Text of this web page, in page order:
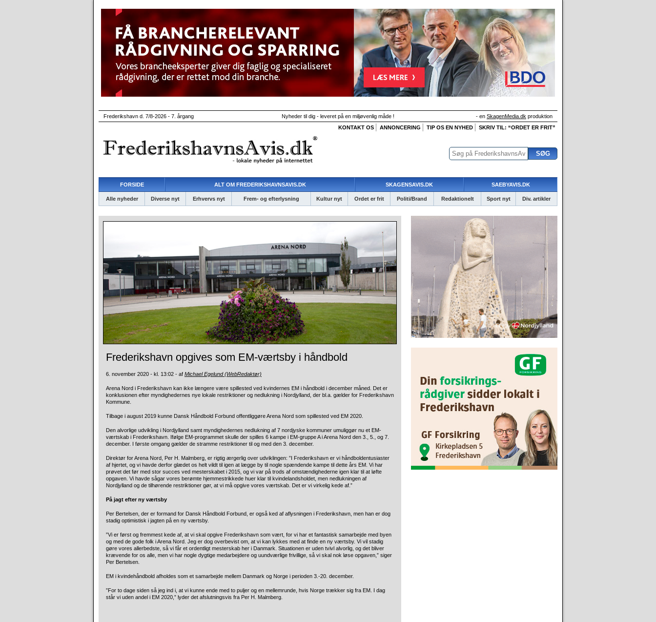
Frederikshavn d. 7/8-2026 - 7. årgang Nyheder til dig - leveret på en miljøvenlig måde ! - en SkagenMedia.dk produktion
KONTAKT OS
ANNONCERING TIP OS EN NYHED SKRIV TIL: “ORDET ER FRIT”
FORSIDE ALT OM FREDERIKSHAVNSAVIS.DK SKAGENSAVIS.DK SAEBYAVIS.DK
Alle nyheder Diverse nyt Erhvervs nyt Frem- og efterlysning Kultur nyt Ordet er frit Politi/Brand Redaktionelt Sport nyt Div. artikler
Frederikshavn opgives som EM-værtsby i håndbold
6. november 2020 - kl. 13:02 - af Michael Egelund (WebRedaktør)
Arena Nord i Frederikshavn kan ikke længere være spillested ved kvindernes EM i håndbold i december måned. Det er
konklusionen efter myndighedernes nye lokale restriktioner og nedlukning i Nordjylland, der bl.a. gælder for Frederikshavn
Kommune.
Tilbage i august 2019 kunne Dansk Håndbold Forbund offentliggøre Arena Nord som spillested ved EM 2020.
Den alvorlige udvikling i Nordjylland samt myndighedernes nedlukning af 7 nordjyske kommuner umuliggør nu et EM-
værtskab i Frederikshavn. Ifølge EM-programmet skulle der spilles 6 kampe i EM-gruppe A i Arena Nord den 3., 5., og 7.
december. I første omgang gælder de stramme restriktioner til og med den 3. december.
Direktør for Arena Nord, Per H. Malmberg, er rigtig ærgerlig over udviklingen: ”I Frederikshavn er vi håndboldentusiaster
af hjertet, og vi havde derfor glædet os helt vildt til igen at lægge by til nogle spændende kampe til dette års EM. Vi har
prøvet det før med stor succes ved mesterskabet i 2015, og vi var på trods af omstændighederne igen klar til at løfte
opgaven. Vi havde sågar vores berømte hjemmestrikkede huer klar til kvindelandsholdet, men nedlukningen af
Nordjylland og de tilhørende restriktioner gør, at vi må opgive vores værtskab. Det er vi virkelig kede af.”
På jagt efter ny værtsby
Per Bertelsen, der er formand for Dansk Håndbold Forbund, er også ked af aflysningen i Frederikshavn, men han er dog
stadig optimistisk i jagten på en ny værtsby.
”Vi er først og fremmest kede af, at vi skal opgive Frederikshavn som vært, for vi har et fantastisk samarbejde med byen
og med de gode folk i Arena Nord. Jeg er dog overbevist om, at vi kan lykkes med at finde en ny værtsby. Vi vil stadig
gøre vores allerbedste, så vi får et ordentligt mesterskab her i Danmark. Situationen er uden tvivl alvorlig, og det bliver
krævende for os alle, men vi har nogle dygtige medarbejdere og uundværlige frivillige, så vi skal nok løse opgaven,” siger
Per Bertelsen.
EM i kvindehåndbold afholdes som et samarbejde mellem Danmark og Norge i perioden 3.-20. december.
”For to dage siden så jeg ind i, at vi kunne ende med to puljer og en mellemrunde, hvis Norge trækker sig fra EM. I dag
står vi uden andel i EM 2020,” lyder det afslutningsvis fra Per H. Malmberg.